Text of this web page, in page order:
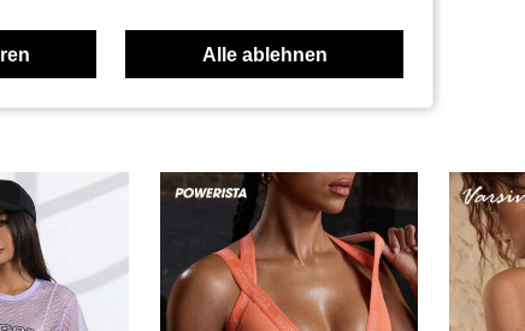
Alle ablehnen